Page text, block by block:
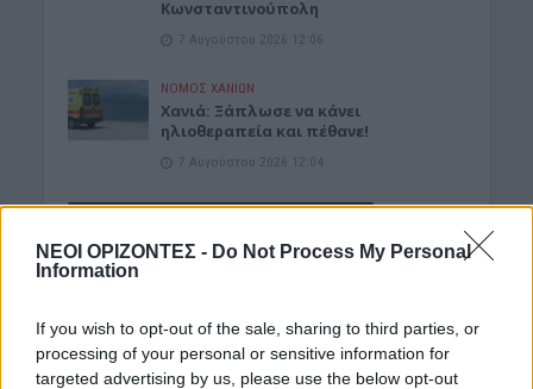
ΝΕΟΙ ΟΡΙΖΟΝΤΕΣ - Do Not Process My Personal
Information
If you wish to opt-out of the sale, sharing to third parties, or
processing of your personal or sensitive information for
targeted advertising by us, please use the below opt-out
Κωνσταντινούπολη
7 Αυγούστου 2026 12:06
ΝΟΜΌΣ ΧΑΝΊΩΝ
Χανιά: Ξάπλωσε να κάνει
ηλιοθεραπεία και πέθανε!
7 Αυγούστου 2026 12:04